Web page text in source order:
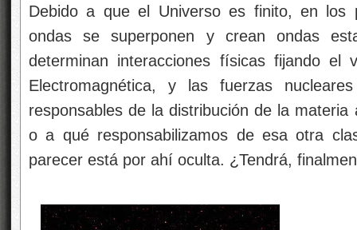
Debido a que el Universo es finito, en los
ondas se superponen y crean ondas
determinan interacciones físicas fijando
Electromagnética, y las fuerzas
responsables de la distribución de la
o a qué responsabilizamos de esa otra
parecer está por ahí oculta. ¿Tendrá,